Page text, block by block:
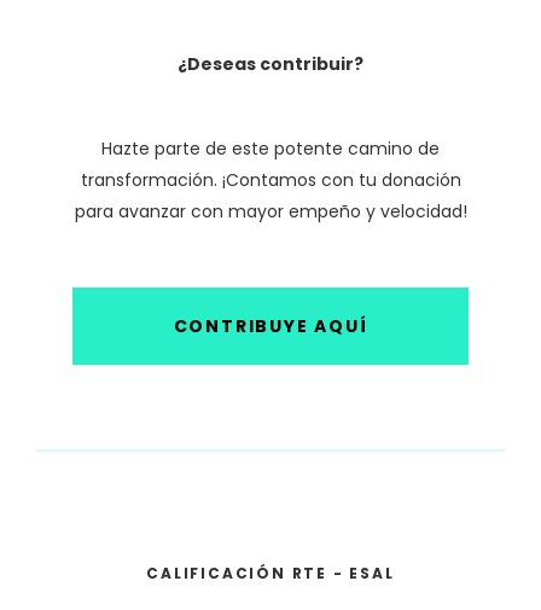
¿Deseas contribuir?
Hazte parte de este potente camino de
transformación. ¡Contamos con tu donación
para avanzar con mayor empeño y velocidad!
CONTRIBUYE AQUÍ
CALIFICACIÓN RTE - ESAL